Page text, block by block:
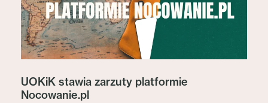
UOKiK stawia zarzuty platformie
Nocowanie.pl